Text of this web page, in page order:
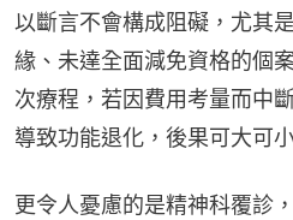
以斷言不會構成阻礙，尤其
緣、未達全面減免資格的個
次療程，若因費用考量而中
導致功能退化，後果可大可
更令人憂慮的是精神科覆診